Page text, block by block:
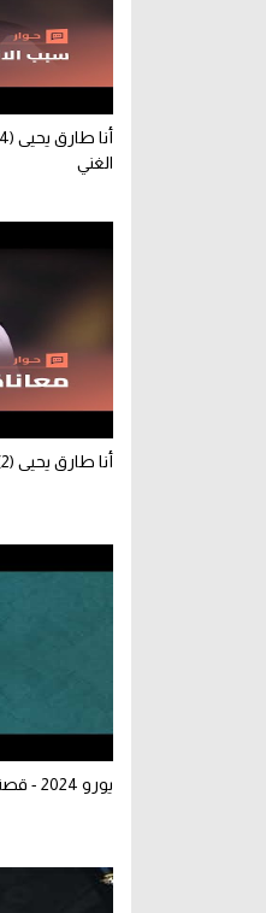
الغني
أنا طارق يحيى (2) - عن السحر والانتقال للزمالك بالصدفة
يورو 2024 - قصة بالع الصفارة الذي غير تاريخ أوروبا